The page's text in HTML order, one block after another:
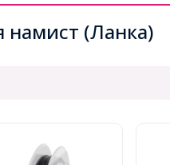
намист (Ланка)